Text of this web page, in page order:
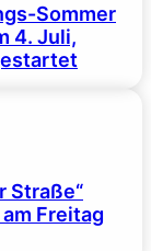
Sommer
4. Juli,
Straße“
Freitag